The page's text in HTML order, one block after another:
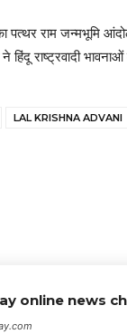
राम जन्मभूमि
राष्ट्रवादी
LAL KRISHNA ADVANI
online news